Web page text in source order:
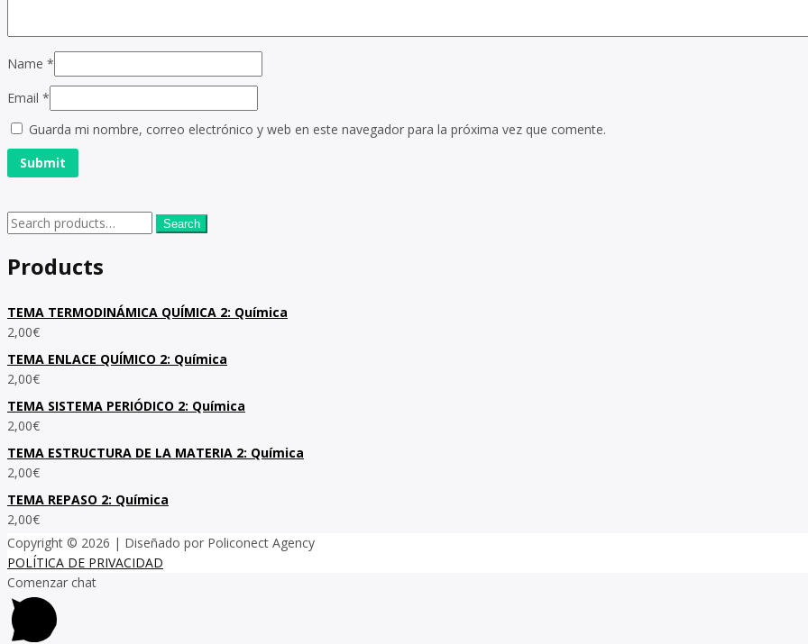
Name *
Email *
Guarda mi nombre, correo electrónico y web en este navegador para la próxima vez que comente.
Search
Products
TEMA TERMODINÁMICA QUÍMICA 2: Química
2,00€
TEMA ENLACE QUÍMICO 2: Química
2,00€
TEMA SISTEMA PERIÓDICO 2: Química
2,00€
TEMA ESTRUCTURA DE LA MATERIA 2: Química
2,00€
TEMA REPASO 2: Química
2,00€
Copyright © 2026 | Diseñado por Policonect Agency
POLÍTICA DE PRIVACIDAD
Comenzar chat